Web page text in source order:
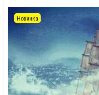
Новинка